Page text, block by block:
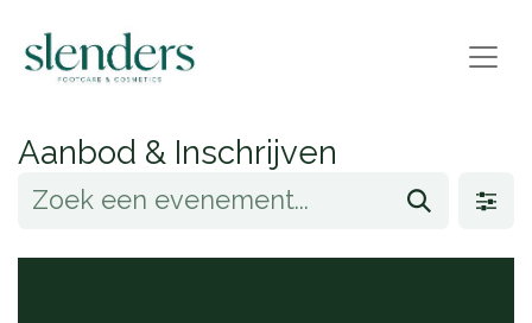
Aanbod & Inschrijven